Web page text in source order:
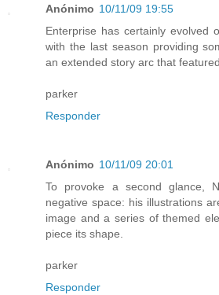
Anónimo 10/11/09 19:55
Enterprise has certainly evolved
with the last season providing
an extended story arc that
parker
Responder
Anónimo 10/11/09 20:01
To provoke a second glance,
negative space: his illustrations
image and a series of themed
piece its shape.
parker
Responder